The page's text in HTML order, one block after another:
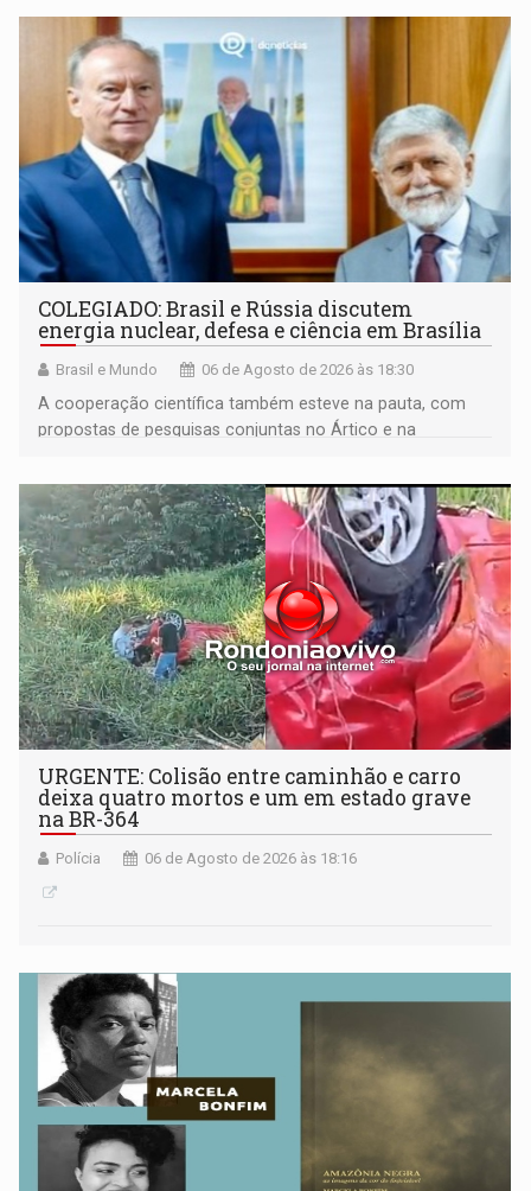
COLEGIADO: Brasil e Rússia discutem
energia nuclear, defesa e ciência em Brasília
Brasil e Mundo 06 de Agosto de 2026 às 18:30
A cooperação científica também esteve na pauta, com
propostas de pesquisas conjuntas no Ártico e na
URGENTE: Colisão entre caminhão e carro
deixa quatro mortos e um em estado grave
na BR-364
Polícia 06 de Agosto de 2026 às 18:16